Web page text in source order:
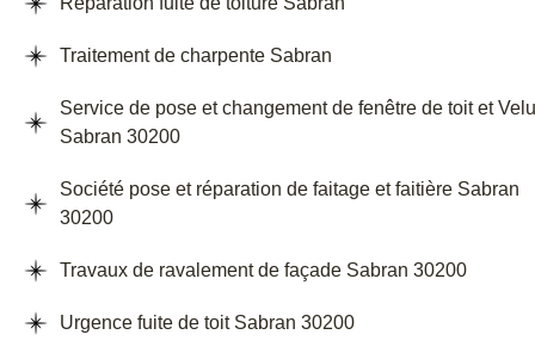
Traitement de charpente Sabran
Service de pose et changement de fenêtre de toit et
Sabran 30200
Société pose et réparation de faitage et faitière Sabran
30200
Travaux de ravalement de façade Sabran 30200
Urgence fuite de toit Sabran 30200